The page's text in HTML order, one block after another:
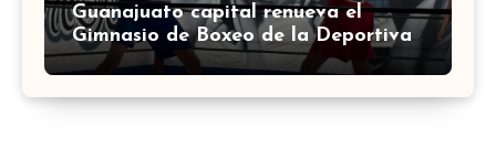
Guanajuato capital renueva el
Gimnasio de Boxeo de la Deportiva
Torres Landa